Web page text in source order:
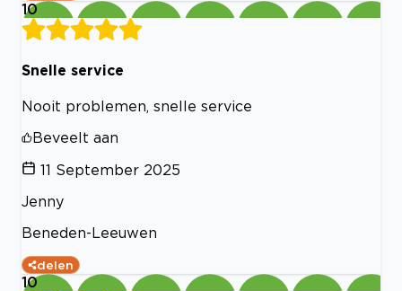
10
Snelle service
Nooit problemen, snelle service
Beveelt aan
11 September 2025
Jenny
Beneden-Leeuwen
delen
10